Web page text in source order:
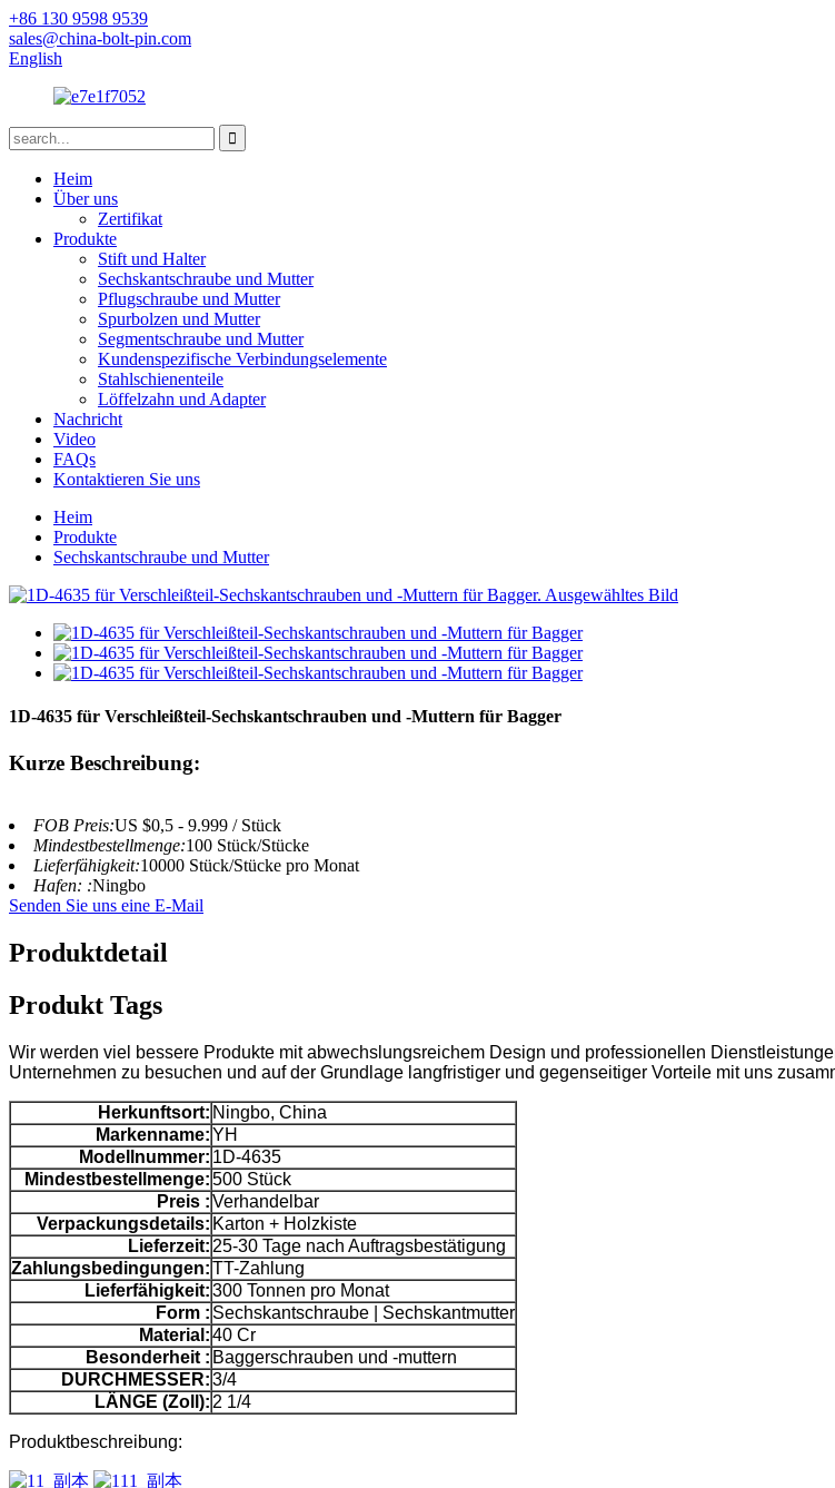
+86 130 9598 9539
sales@china-bolt-pin.com
English
Heim
Über uns
Zertifikat
Produkte
Stift und Halter
Sechskantschraube und Mutter
Pflugschraube und Mutter
Spurbolzen und Mutter
Segmentschraube und Mutter
Kundenspezifische Verbindungselemente
Stahlschienenteile
Löffelzahn und Adapter
Nachricht
Video
FAQs
Kontaktieren Sie uns
Heim
Produkte
Sechskantschraube und Mutter
1D-4635 für Verschleißteil-Sechskantschrauben und -Muttern für Bagger
Kurze Beschreibung:
FOB Preis:US $0,5 - 9.999 / Stück
Mindestbestellmenge:100 Stück/Stücke
Lieferfähigkeit:10000 Stück/Stücke pro Monat
Hafen: :Ningbo
Senden Sie uns eine E-Mail
Produktdetail
Produkt Tags
Wir werden viel bessere Produkte mit abwechslungsreichem Design und professionellen
Unternehmen zu besuchen und auf der Grundlage langfristiger und gegenseitiger Vorteile mit uns
Herkunftsort: Ningbo, China
Markenname:YH
Modellnummer: 1D-4635
Mindestbestellmenge:500 Stück
Preis :Verhandelbar
Verpackungsdetails: Karton + Holzkiste
Lieferzeit: 25-30 Tage nach Auftragsbestätigung
Zahlungsbedingungen:TT-Zahlung
Lieferfähigkeit:300 Tonnen pro Monat
Form : Sechskantschraube | Sechskantmutter
Material:40 Cr
Besonderheit : Baggerschrauben und -muttern
DURCHMESSER:3/4
LÄNGE (Zoll): 2 1/4
Produktbeschreibung: